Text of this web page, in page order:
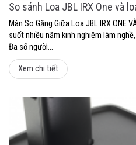
So sánh Loa JBL IRX One và
Màn So Găng Giữa Loa JBL IRX ONE
suốt nhiều năm kinh nghiệm làm
Đa số người...
Xem chi tiết